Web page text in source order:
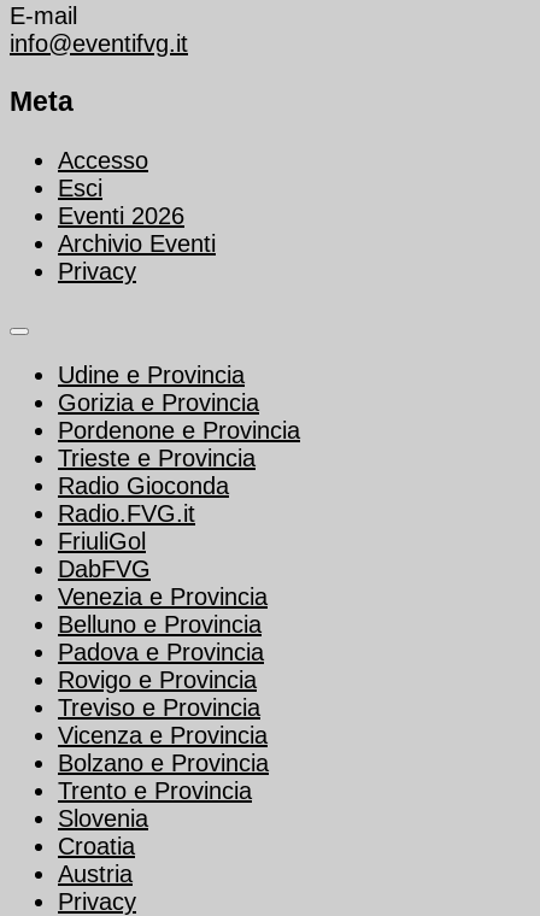
E-mail
info@eventifvg.it
Meta
Accesso
Esci
Eventi 2026
Archivio Eventi
Privacy
Udine e Provincia
Gorizia e Provincia
Pordenone e Provincia
Trieste e Provincia
Radio Gioconda
Radio.FVG.it
FriuliGol
DabFVG
Venezia e Provincia
Belluno e Provincia
Padova e Provincia
Rovigo e Provincia
Treviso e Provincia
Vicenza e Provincia
Bolzano e Provincia
Trento e Provincia
Slovenia
Croatia
Austria
Privacy